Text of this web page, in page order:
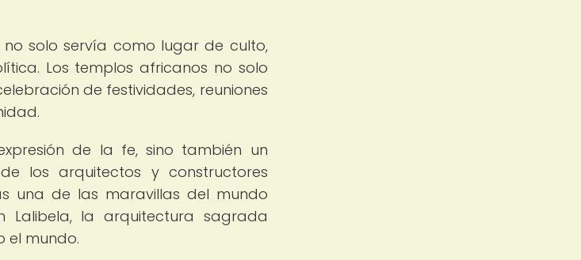
solo servía como lugar de culto,
Los templos africanos no solo
de festividades, reuniones
de la fe, sino también un
los arquitectos y constructores
una de las maravillas del mundo
la arquitectura sagrada
el mundo.